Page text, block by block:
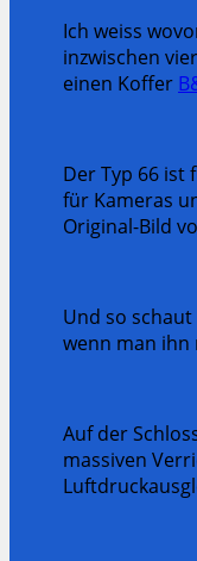
Ich weiss
inzwischen
einen Koffer
Der Typ 66 ist
für Kameras
Original-Bild
Und so
wenn man ihn
Auf der
massiven